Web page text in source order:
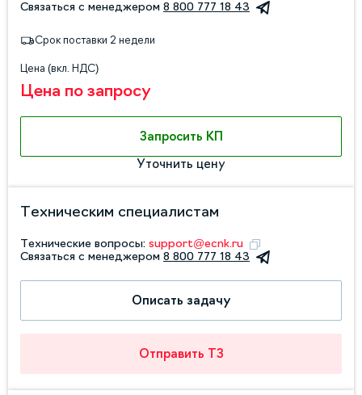
Связаться с менеджером 8 800 777 18 43
Срок поставки 2 недели
Цена (вкл. НДС)
Цена по запросу
Запросить КП
Уточнить цену
Техническим специалистам
Технические вопросы: support@ecnk.ru
Связаться с менеджером 8 800 777 18 43
Описать задачу
Отправить ТЗ